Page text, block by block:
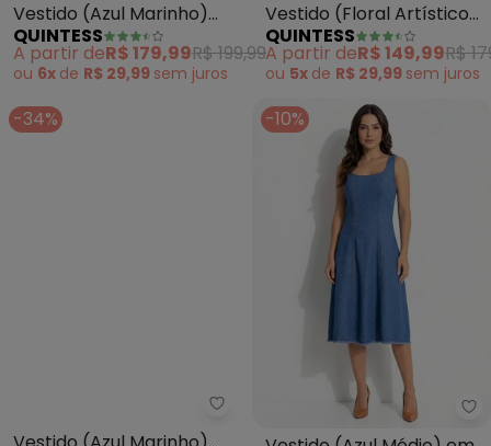
Vestido (Azul Marinho)
em Crepe Plano
QUINTESS
A partir deR$ 179,99R$ 199,99
ou 6x de R$ 29,99 sem juros
Vestido (Floral Artístico)
em Malha de Viscose
QUINTESS
A partir deR$ 149,99R$
ou 5x de R$ 29,99 sem juros
-34%
Quintess - Vestido (Azul
-10%